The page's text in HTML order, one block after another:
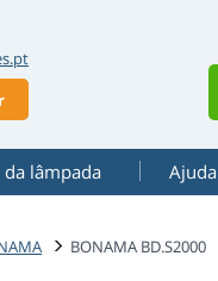
lâmpada Ajuda
BONAMA BD.S2000